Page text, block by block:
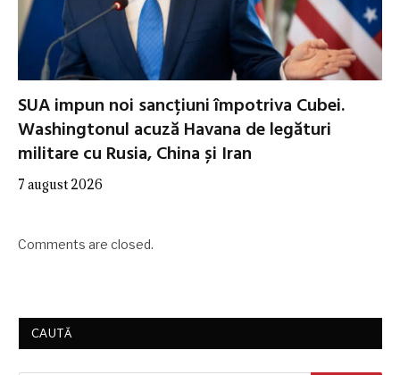
SUA impun noi sancțiuni împotriva Cubei.
Washingtonul acuză Havana de legături
militare cu Rusia, China și Iran
7 august 2026
Comments are closed.
CAUTĂ